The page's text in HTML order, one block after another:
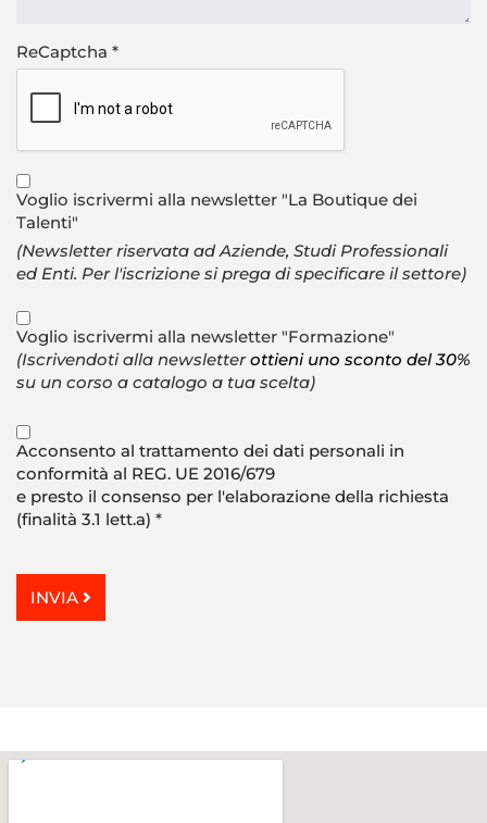
ReCaptcha *
Voglio iscrivermi alla newsletter "La Boutique dei
Talenti"
(Newsletter riservata ad Aziende, Studi Professionali
ed Enti. Per l'iscrizione si prega di specificare il settore)
Voglio iscrivermi alla newsletter "Formazione"
(Iscrivendoti alla newsletterottieni uno sconto del 30%
su un corso a catalogo a tua scelta)
Acconsento al trattamento dei dati personali in
conformità al REG. UE 2016/679
e presto il consenso per l'elaborazione della richiesta
(finalità 3.1 lett.a) *
INVIA